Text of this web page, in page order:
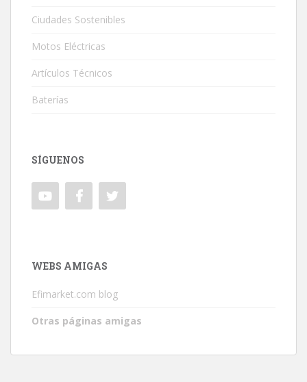
Ciudades Sostenibles
Motos Eléctricas
Artículos Técnicos
Baterías
SÍGUENOS
WEBS AMIGAS
Efimarket.com blog
Otras páginas amigas